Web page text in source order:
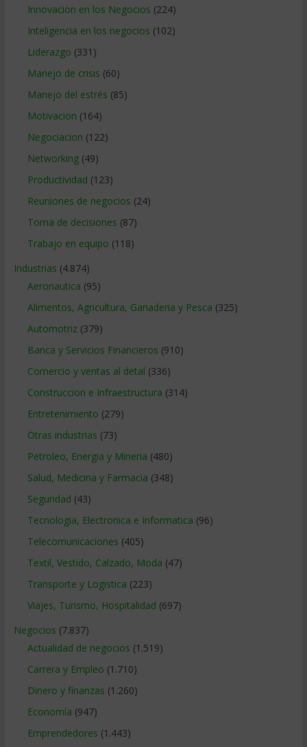
Innovacion en los Negocios (224)
Inteligencia en los negocios (102)
Liderazgo (331)
Manejo de crisis (60)
Manejo del estrés (85)
Motivacion (164)
Negociacion (122)
Networking(49)
Productividad (123)
Reuniones de negocios (24)
Toma de decisiones (87)
Trabajo en equipo (118)
Industrias (4.874)
Aeronautica (95)
Alimentos, Agricultura, Ganaderia y Pesca (325)
Automotriz(379)
Banca y Servicios Financieros (910)
Comercio y ventas al detal (336)
Construccion e Infraestructura (314)
Entretenimiento (279)
Otras industrias (73)
Petroleo, Energia y Mineria (480)
Salud, Medicina y Farmacia (348)
Seguridad (43)
Tecnologia, Electronica e Informatica (96)
Telecomunicaciones (405)
Textil, Vestido, Calzado, Moda (47)
Transporte y Logistica (223)
Viajes, Turismo, Hospitalidad (697)
Negocios (7.837)
Actualidad de negocios (1.519)
Carrera y Empleo (1.710)
Dinero y finanzas (1.260)
Economía (947)
Emprendedores (1.443)